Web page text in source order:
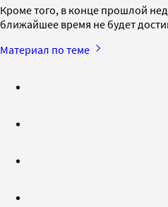
Кроме того, в конце прошлой
ближайшее время не будет
Материал по теме